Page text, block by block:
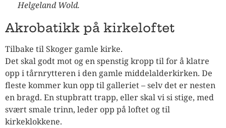
Helgeland Wold.
Akrobatikk på kirkeloftet
Tilbake til Skoger gamle kirke.
Det skal godt mot og en spenstig kropp til for å klatre
opp i tårnrytteren i den gamle middelalderkirken. De
fleste kommer kun opp til galleriet – selv det er nesten
en bragd. En stupbratt trapp, eller skal vi si stige, med
svært smale trinn, leder opp på loftet og til
kirkeklokkene.